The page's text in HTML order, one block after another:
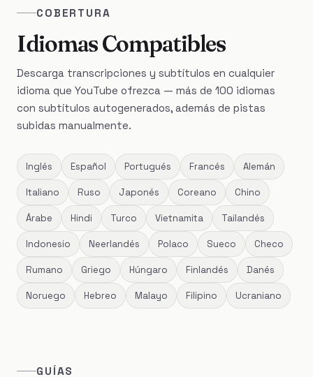
COBERTURA
Idiomas Compatibles
Descarga transcripciones y subtítulos en cualquier
idioma que YouTube ofrezca — más de 100 idiomas
con subtítulos autogenerados, además de pistas
subidas manualmente.
Inglés Español Portugués Francés Alemán
Italiano Ruso Japonés Coreano Chino
Árabe Hindi Turco Vietnamita Tailandés
Indonesio Neerlandés Polaco Sueco Checo
Rumano Griego Húngaro Finlandés Danés
Noruego Hebreo Malayo Filipino Ucraniano
GUÍAS